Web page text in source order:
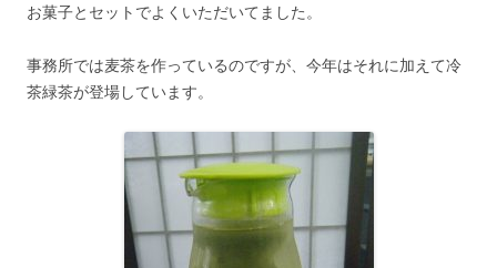
お菓子とセットでよくいただいてました。
事務所では麦茶を作っているのですが、今年はそれに加えて冷
茶緑茶が登場しています。